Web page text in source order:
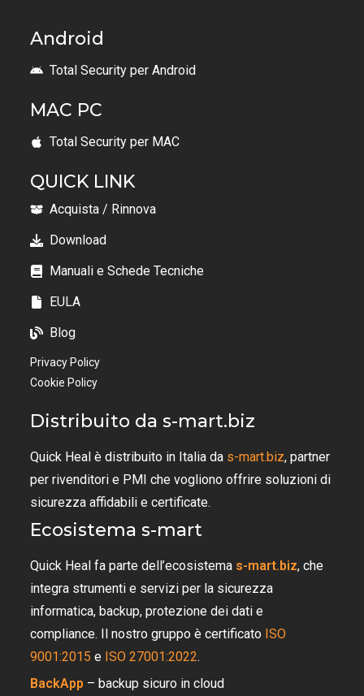
Android
Total Security per Android
MAC PC
Total Security per MAC
QUICK LINK
Acquista / Rinnova
Download
Manuali e Schede Tecniche
EULA
Blog
Privacy Policy
Cookie Policy
Distribuito da s-mart.biz
Quick Heal è distribuito in Italia da s-mart.biz, partner
per rivenditori e PMI che vogliono offrire soluzioni di
sicurezza affidabili e certificate.
Ecosistema s-mart
Quick Heal fa parte dell’ecosistema s-mart.biz, che
integra strumenti e servizi per la sicurezza
informatica, backup, protezione dei dati e
compliance. Il nostro gruppo è certificato ISO
9001:2015 e ISO 27001:2022.
BackApp – backup sicuro in cloud